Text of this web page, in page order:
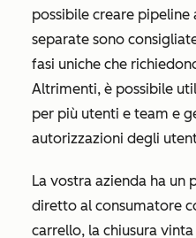
possibile creare
separate sono
fasi uniche che
Altrimenti, è possibile
per più utenti e team e
autorizzazioni degli
La vostra azienda ha un
diretto al consumatore
carrello, la chiusura vinta